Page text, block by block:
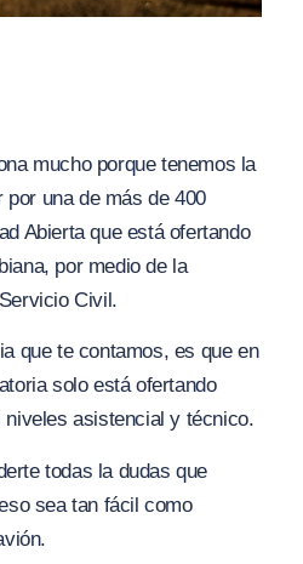
mucho porque tenemos la
por una de más de 400
Abierta que está ofertando
por medio de la
Civil.
que te contamos, es que en
solo está ofertando
asistencial y técnico.
todas la dudas que
sea tan fácil como